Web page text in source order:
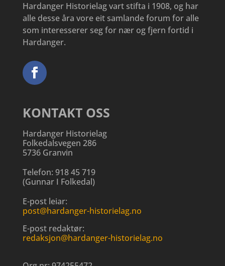
Hardanger Historielag vart stifta i 1908, og har
alle desse åra vore eit samlande forum for alle
som interesserer seg for nær og fjern fortid i
Hardanger.
KONTAKT OSS
Hardanger Historielag
Folkedalsvegen 286
5736 Granvin
Telefon: 918 45 719
(Gunnar I Folkedal)
E-post leiar:
post@hardanger-historielag.no
E-post redaktør:
redaksjon@hardanger-historielag.no